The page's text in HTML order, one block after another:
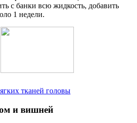
с банки всю жидкость, добавить
1 недели.
тканей головы
и вишней